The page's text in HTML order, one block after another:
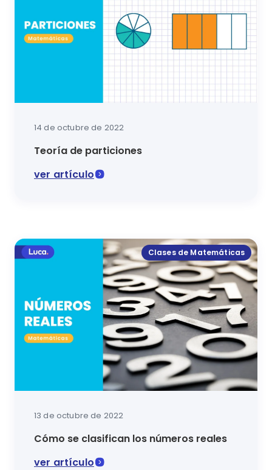
14 de octubre de 2022
Teoría de particiones
ver artículo
Clases de Matemáticas
13 de octubre de 2022
Cómo se clasifican los números reales
ver artículo